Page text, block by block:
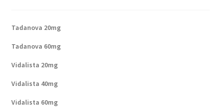
Questions fréquemment posées
Tadanova 20mg
Tadanova 60mg
Vidalista 20mg
Vidalista 40mg
Vidalista 60mg